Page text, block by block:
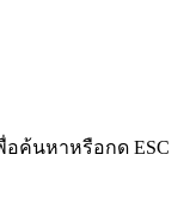
อค้นหาหรือกด ESC